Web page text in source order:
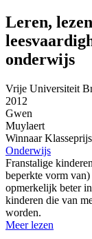
Leren,
onderwijs
Vrije Universiteit
2012
Gwen
Muylaert
Winnaar Klasseprijs
Onderwijs
Franstalige
beperkte vorm
opmerkelijk beter
kinderen die van
worden.
Meer lezen